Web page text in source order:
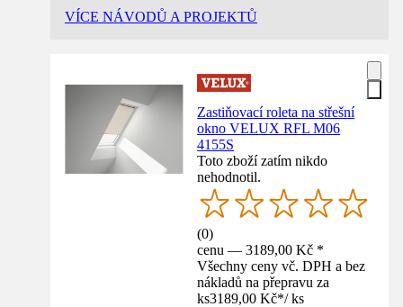
VÍCE NÁVODŮ A PROJEKTŮ
Zastiňovací roleta na střešní
okno VELUX RFL M06
4155S
Toto zboží zatím nikdo
nehodnotil.
(0)
cenu — 3189,00 Kč *
Všechny ceny vč. DPH a bez
nákladů na přepravu za
ks3189,00 Kč*/ ks